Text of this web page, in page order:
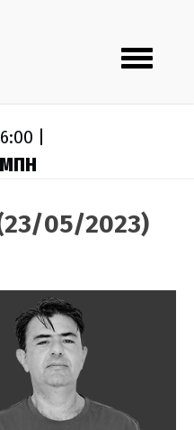
Toggle
navigation
|
05/2023)